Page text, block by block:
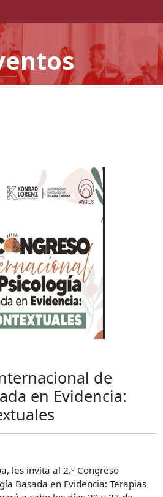
de
en Evidencia:
les invita al 2.º Congreso
Basada en Evidencia: Terapias